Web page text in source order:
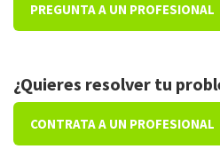
PREGUNTA A UN PROFESIONAL
¿Quieres resolver tu
CONTRATA A UN PROFESIONAL